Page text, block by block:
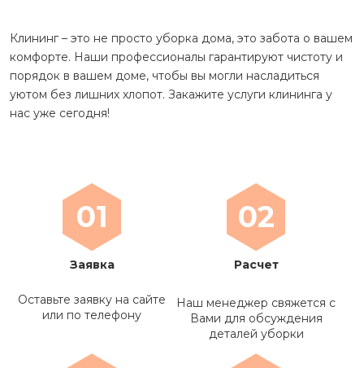
Клининг – это не просто уборка дома, это забота о вашем
комфорте. Наши профессионалы гарантируют чистоту и
порядок в вашем доме, чтобы вы могли насладиться
уютом без лишних хлопот. Закажите услуги клининга у
нас уже сегодня!
01
Заявка
Оставьте заявку на сайте
или по телефону
02
Расчет
Наш менеджер свяжется с
Вами для обсуждения
деталей уборки